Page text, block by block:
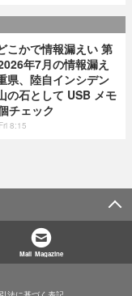
こかで情報漏えい 第
年7月の情報漏え
県、陸自インシデン
の石として USB メモ
チェック
8:15
Mail Magazine